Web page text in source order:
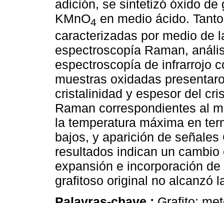
adición, se sintetizó óxido de
KMnO4 en medio ácido.
caracterizadas por medio de
espectroscopía Raman,
espectroscopía de infrarrojo
muestras oxidadas
cristalinidad y espesor del
Raman correspondientes al
la temperatura máxima en
bajos, y aparición de
resultados indican un
expansión e incorporación
grafitoso original no alcanzó